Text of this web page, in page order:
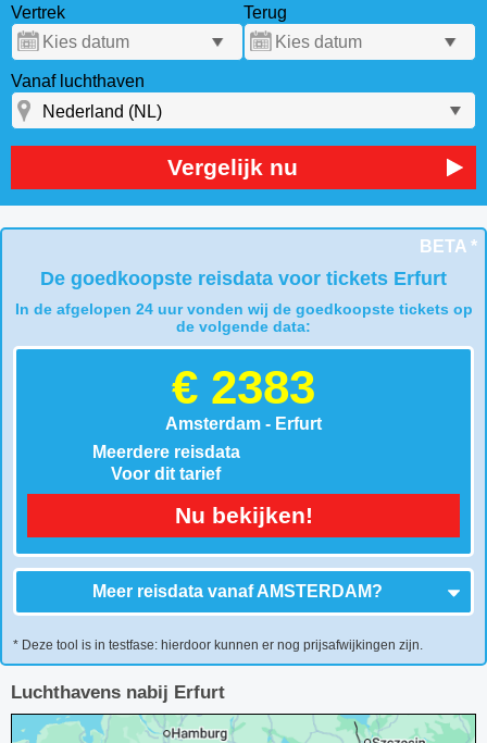
Vertrek
Terug
Vanaf luchthaven
Vergelijk nu
BETA *
De goedkoopste reisdata voor tickets Erfurt
In de afgelopen 24 uur vonden wij de goedkoopste tickets op
de volgende data:
€ 2383
Amsterdam - Erfurt
Meerdere reisdata
Voor dit tarief
Nu bekijken!
Meer reisdata vanafAMSTERDAM?
* Deze tool is in testfase: hierdoor kunnen er nog prijsafwijkingen zijn.
Luchthavens nabij Erfurt